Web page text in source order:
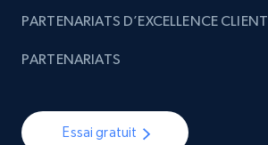
Essai gratuit
PARTENARIATS D’EXCELLENCE CLIENT
PARTENARIATS